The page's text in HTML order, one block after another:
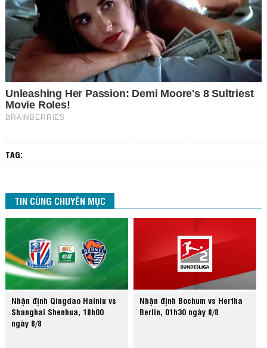
TAG:
TIN CÙNG CHUYÊN MỤC
Nhận định Qingdao Hainiu vs
Shanghai Shenhua, 18h00
ngày 8/8
Nhận định Bochum vs Hertha
Berlin, 01h30 ngày 8/8